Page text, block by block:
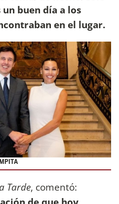
buen día a los
en el lugar.
Tarde, comentó: